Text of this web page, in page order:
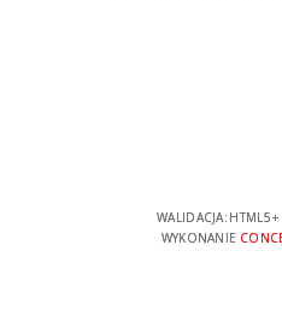
WALIDACJA: HTML5+
WYKONANIE